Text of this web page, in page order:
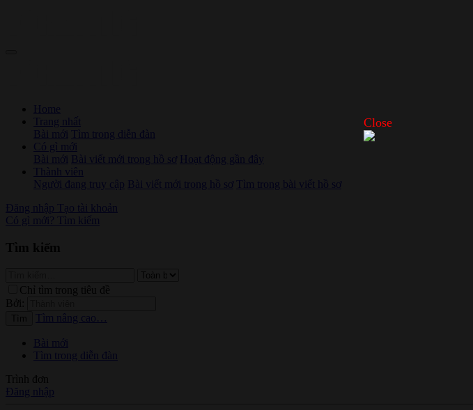
Home
Trang nhất
Bài mới
Tìm trong diễn đàn
Có gì mới
Bài mới Bài viết mới trong hồ sơ Hoạt động gần đây
Thành viên
Người đang truy cập Bài viết mới trong hồ sơ Tìm trong bài viết hồ sơ
Đăng nhập Tạo tài khoản
Có gì mới? Tìm kiếm
Tìm kiếm
Chỉ tìm trong tiêu đề
Bởi:
Tìm nâng cao…
Bài mới
Tìm trong diễn đàn
Trình đơn
Đăng nhập
Close